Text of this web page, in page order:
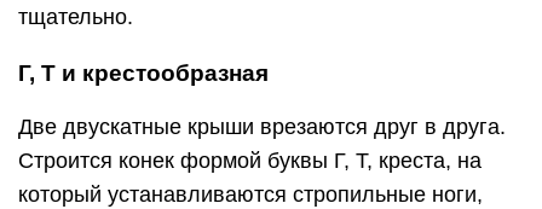
тщательно.
Г, Т и крестообразная
Две двускатные крыши врезаются друг в друга.
Строится конек формой буквы Г, Т, креста, на
который устанавливаются стропильные ноги,